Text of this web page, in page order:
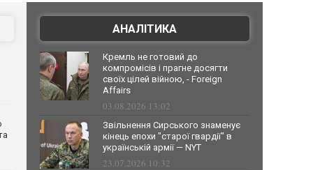
АНАЛІТИКА
Кремль не готовий до
компромісів і прагне досягти
своїх цілей війною, - Foreign
Affairs
03.08.2026 13:02
Звільнення Сирського знаменує
кінець епохи "старої гвардії" в
українській армії — NYT
23.07.2026 10:32